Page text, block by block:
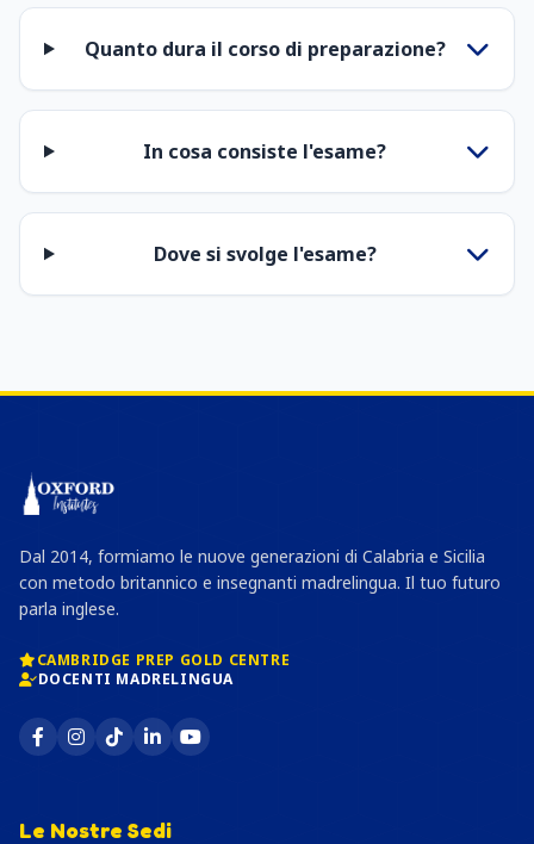
Quanto dura il corso di preparazione?
In cosa consiste l'esame?
Dove si svolge l'esame?
Dal 2014, formiamo le nuove generazioni di Calabria e Sicilia
con metodo britannico e insegnanti madrelingua. Il tuo futuro
parla inglese.
CAMBRIDGE PREP GOLD CENTRE
DOCENTI MADRELINGUA
Le Nostre Sedi